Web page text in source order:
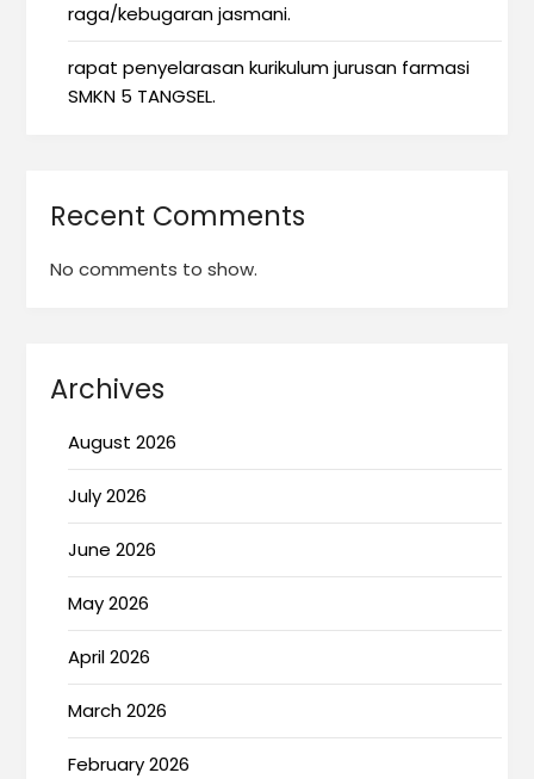
raga/kebugaran jasmani.
rapat penyelarasan kurikulum jurusan farmasi
SMKN 5 TANGSEL.
Recent Comments
No comments to show.
Archives
August 2026
July 2026
June 2026
May 2026
April 2026
March 2026
February 2026